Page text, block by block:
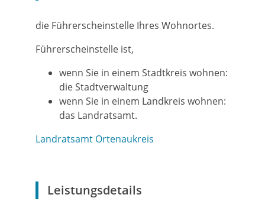
die Führerscheinstelle Ihres Wohnortes.
Führerscheinstelle ist,
wenn Sie in einem Stadtkreis wohnen:
die Stadtverwaltung
wenn Sie in einem Landkreis wohnen:
das Landratsamt.
Landratsamt Ortenaukreis
Leistungsdetails